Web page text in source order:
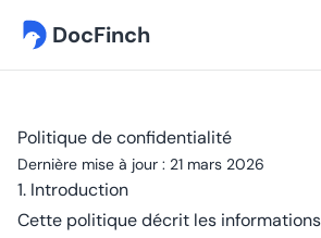
DocFinch
Politique de confidentialité
Dernière mise à jour : 21 mars 2026
1. Introduction
Cette politique décrit les